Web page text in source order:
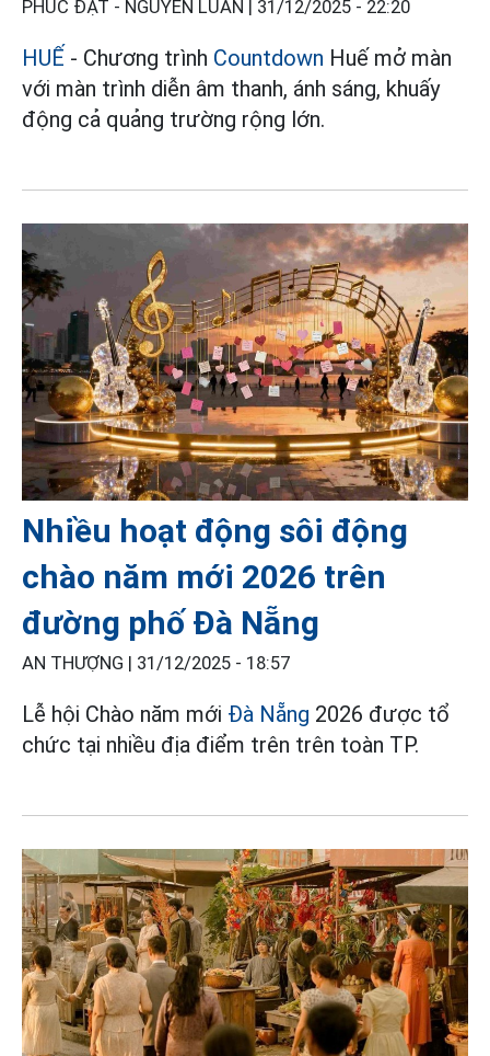
PHÚC ĐẠT - NGUYỄN LUÂN | 31/12/2025 - 22:20
HUẾ - Chương trình Countdown Huế mở màn
với màn trình diễn âm thanh, ánh sáng, khuấy
động cả quảng trường rộng lớn.
Nhiều hoạt động sôi động
chào năm mới 2026 trên
đường phố Đà Nẵng
AN THƯỢNG | 31/12/2025 - 18:57
Lễ hội Chào năm mới Đà Nẵng 2026 được tổ
chức tại nhiều địa điểm trên trên toàn TP.